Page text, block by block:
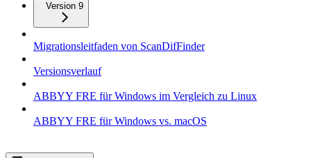
Version 9
Migrationsleitfaden von ScanDifFinder
Versionsverlauf
ABBYY FRE für Windows im Vergleich zu Linux
ABBYY FRE für Windows vs. macOS